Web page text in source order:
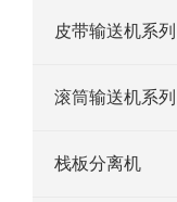
皮带输送机系列
滚筒输送机系列
栈板分离机